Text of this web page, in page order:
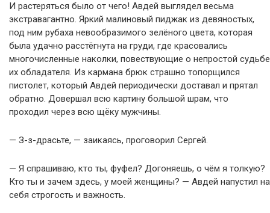
И растеряться было от чего! Авдей выглядел весьма
экстравагантно. Яркий малиновый пиджак из девяностых,
под ним рубаха невообразимого зелёного цвета, которая
была удачно расстёгнута на груди, где красовались
многочисленные наколки, повествующие о непростой судьбе
их обладателя. Из кармана брюк страшно топорщился
пистолет, который Авдей периодически доставал и прятал
обратно. Довершал всю картину большой шрам, что
проходил через всю щёку мужчины.
— З-з-драсьте, — заикаясь, проговорил Сергей.
— Я спрашиваю, кто ты, фуфел? Догоняешь, о чём я толкую?
Кто ты и зачем здесь, у моей женщины? — Авдей напустил на
себя строгость и важность.